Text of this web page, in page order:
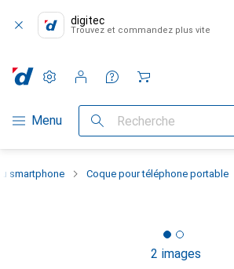
digitec
Trouvez et commandez plus vite
Navigation par catégorie
Menu Recherche
Paramètres
Compte client
Listes de comparaison
Listes d'envies
Panier
smartphone Coque pour téléphone portable
2 images